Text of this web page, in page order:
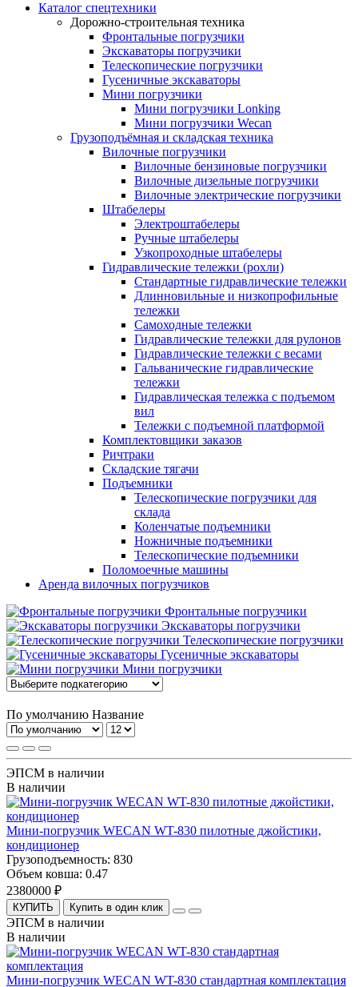
Каталог спецтехники
Дорожно-строительная техника
Фронтальные погрузчики
Экскаваторы погрузчики
Телескопические погрузчики
Гусеничные экскаваторы
Мини погрузчики
Мини погрузчики Lonking
Мини погрузчики Wecan
Грузоподъёмная и складская техника
Вилочные погрузчики
Вилочные бензиновые погрузчики
Вилочные дизельные погрузчики
Вилочные электрические погрузчики
Штабелеры
Электроштабелеры
Ручные штабелеры
Узкопроходные штабелеры
Гидравлические тележки (рохли)
Стандартные гидравлические тележки
Длинновильные и низкопрофильные
тележки
Самоходные тележки
Гидравлические тележки для рулонов
Гидравлические тележки с весами
Гальванические гидравлические
тележки
Гидравлическая тележка с подъемом
вил
Тележки с подъемной платформой
Комплектовщики заказов
Ричтраки
Складские тягачи
Подъемники
Телескопические погрузчики для
склада
Коленчатые подъемники
Ножничные подъемники
Телескопические подъемники
Поломоечные машины
Аренда вилочных погрузчиков
Фронтальные погрузчики
Экскаваторы погрузчики
Телескопические погрузчики
Гусеничные экскаваторы
Мини погрузчики
По умолчанию Название
ЭПСМ в наличии
В наличии
Мини-погрузчик WECAN WT-830 пилотные джойстики,
кондиционер
Грузоподъемность: 830
Объем ковша: 0.47
2380000 ₽
КУПИТЬ Купить в один клик
ЭПСМ в наличии
В наличии
Мини-погрузчик WECAN WT-830 стандартная комплектация